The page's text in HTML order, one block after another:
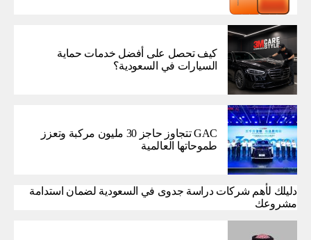
كيف تحصل على أفضل خدمات حماية
السيارات في السعودية؟
GAC تتجاوز حاجز 30 مليون مركبة وتعزز
طموحاتها العالمية
دليلك لأهم شركات دراسة جدوى في السعودية لضمان استدامة
مشروعك